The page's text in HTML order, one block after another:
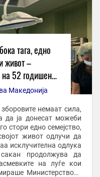
тага, едно
живот –
на 52 годишен
дали е добар
Македонија
немаат сила,
да ја донесат можеби
стори едно семејство,
живот одлучи да
исклучителна одлука
продолжува да
на луѓе кои
Министерството